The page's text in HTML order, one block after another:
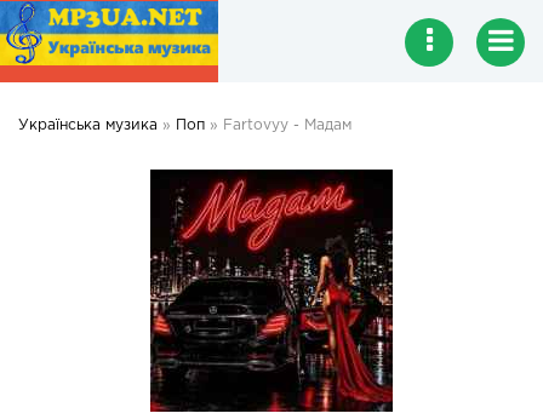
Українська музика » Поп » Fartovyy - Мадам